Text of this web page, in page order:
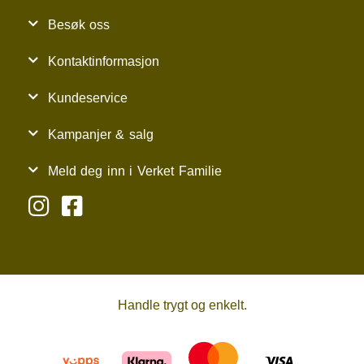
Besøk oss
Kontaktinformasjon
Kundeservice
Kampanjer & salg
Meld deg inn i Verket Familie
Handle trygt og enkelt.